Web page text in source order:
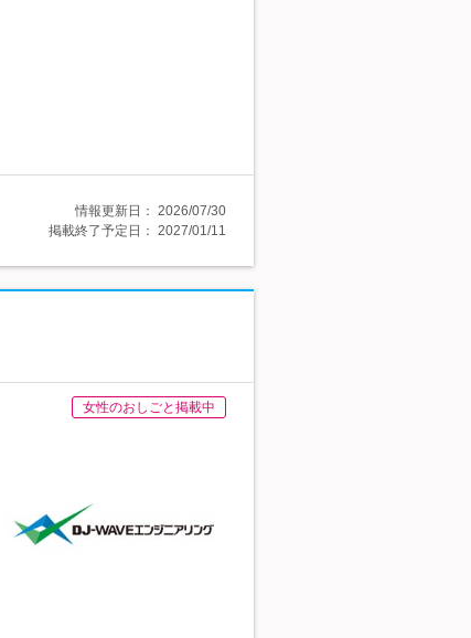
情報更新日： 2026/07/30
掲載終了予定日： 2027/01/11
女性のおしごと掲載中